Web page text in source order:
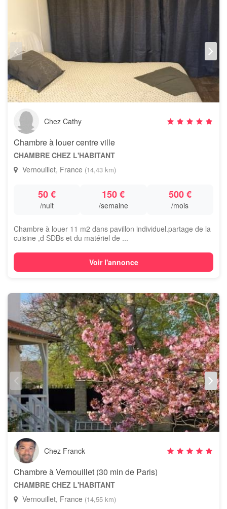
Chez Cathy
Chambre à louer centre ville
CHAMBRE CHEZ L'HABITANT
Vernouillet, France (14,43 km)
50 €
/nuit
150 €
/semaine
500 €
/mois
Chambre à louer 11 m2 dans pavillon individuel.partage de la
cuisine ,d SDBs et du matériel de ...
Voir l'annonce
Chez Franck
Chambre à Vernouillet (30 min de Paris)
CHAMBRE CHEZ L'HABITANT
Vernouillet, France (14,55 km)